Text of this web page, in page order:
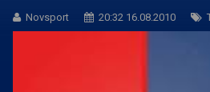
Novsport 20:32 16.08.2010